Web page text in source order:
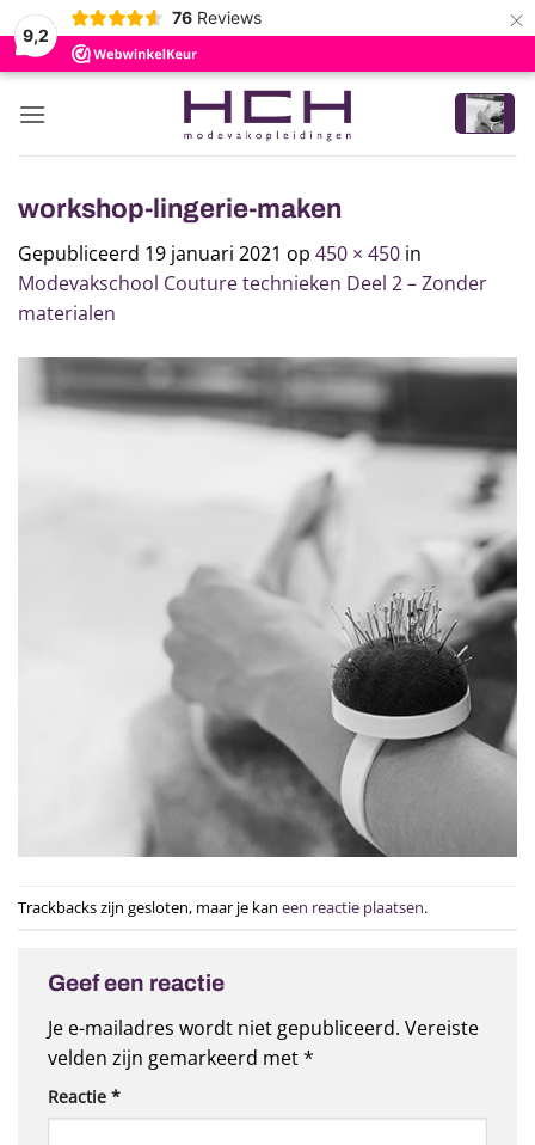
9,2
76 Reviews ×
Ga
naar
workshop-lingerie-maken
Gepubliceerd 19 januari 2021 op 450 × 450 in
Modevakschool Couture technieken Deel 2 – Zonder
materialen
Trackbacks zijn gesloten, maar je kan een reactie plaatsen.
Geef een reactie
Je e-mailadres wordt niet gepubliceerd. Vereiste
velden zijn gemarkeerd met*
Reactie *